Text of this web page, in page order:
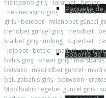
Paquete de
Soporte de
hızlıcasino giriş · tarafbet·betyap·
· nesinecasino giriş· mars-bahis·
giriş · betebet · milanobet güncel
trendbet güncel giriş · trendbet ·
kralbet giriş · mrking · superbet ·
· jojobet · betcio · matbet·
bahis giriş · onwin giriş·marsbahis
betvakti · madridbet güncel ·
belugabahis giriş · betwoon ·
Mobilbahis · egebet güncel giris ·